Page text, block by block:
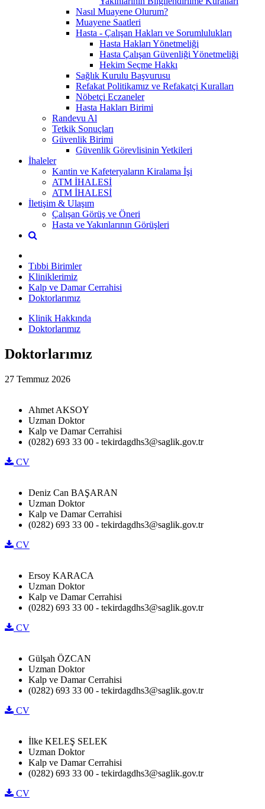
Nasıl Muayene Olurum?
Muayene Saatleri
Hasta - Çalışan Hakları ve Sorumlulukları
Hasta Hakları Yönetmeliği
Hasta Çalışan Güvenliği Yönetmeliği
Hekim Seçme Hakkı
Sağlık Kurulu Başvurusu
Refakat Politikamız ve Refakatçi Kuralları
Nöbetçi Eczaneler
Hasta Hakları Birimi
Randevu Al
Tetkik Sonuçları
Güvenlik Birimi
Güvenlik Görevlisinin Yetkileri
İhaleler
Kantin ve Kafeteryaların Kiralama İşi
ATM İHALESİ
ATM İHALESİ
İletişim & Ulaşım
Çalışan Görüş ve Öneri
Hasta ve Yakınlarının Görüşleri
Tıbbi Birimler
Kliniklerimiz
Kalp ve Damar Cerrahisi
Doktorlarımız
Klinik Hakkında
Doktorlarımız
Doktorlarımız
27 Temmuz 2026
Ahmet AKSOY
Uzman Doktor
Kalp ve Damar Cerrahisi
(0282) 693 33 00 - tekirdagdhs3@saglik.gov.tr
CV
Deniz Can BAŞARAN
Uzman Doktor
Kalp ve Damar Cerrahisi
(0282) 693 33 00 - tekirdagdhs3@saglik.gov.tr
CV
Ersoy KARACA
Uzman Doktor
Kalp ve Damar Cerrahisi
(0282) 693 33 00 - tekirdagdhs3@saglik.gov.tr
CV
Gülşah ÖZCAN
Uzman Doktor
Kalp ve Damar Cerrahisi
(0282) 693 33 00 - tekirdagdhs3@saglik.gov.tr
CV
İlke KELEŞ SELEK
Uzman Doktor
Kalp ve Damar Cerrahisi
(0282) 693 33 00 - tekirdagdhs3@saglik.gov.tr
CV